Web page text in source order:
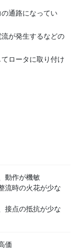
通路になってい
が発生するなどの
ロータに取り付け
動作が機敏
流時の火花が少な
接点の抵抗が少な
価